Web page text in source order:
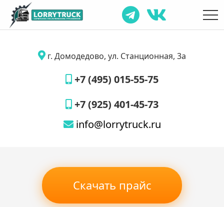
г. Домодедово, ул. Станционная, 3а
+7 (495) 015-55-75
+7 (925) 401-45-73
info@lorrytruck.ru
Скачать прайс